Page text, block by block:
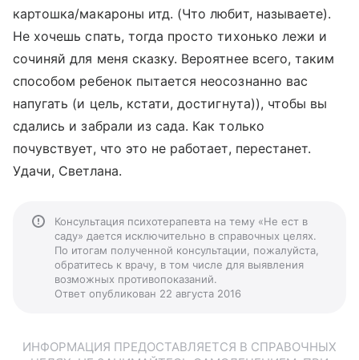
картошка/макароны итд. (Что любит, называете).
Не хочешь спать, тогда просто тихонько лежи и
сочиняй для меня сказку. Вероятнее всего, таким
способом ребенок пытается неосознанно вас
напугать (и цель, кстати, достигнута)), чтобы вы
сдались и забрали из сада. Как только
почувствует, что это не работает, перестанет.
Удачи, Светлана.
Консультация психотерапевта на тему «Не ест в
саду» дается исключительно в справочных целях.
По итогам полученной консультации, пожалуйста,
обратитесь к врачу, в том числе для выявления
возможных противопоказаний.
Ответ опубликован 22 августа 2016
ИНФОРМАЦИЯ ПРЕДОСТАВЛЯЕТСЯ В СПРАВОЧНЫХ